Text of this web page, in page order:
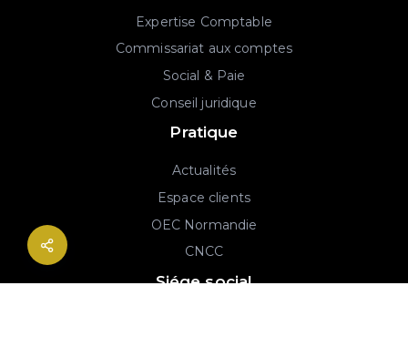
Expertise Comptable
Commissariat aux comptes
Social & Paie
Conseil juridique
Pratique
Actualités
Espace clients
OEC Normandie
CNCC
Siége social